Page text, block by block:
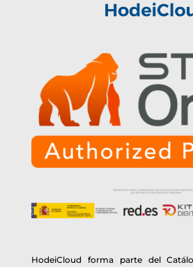
HodeiCloud forma parte del